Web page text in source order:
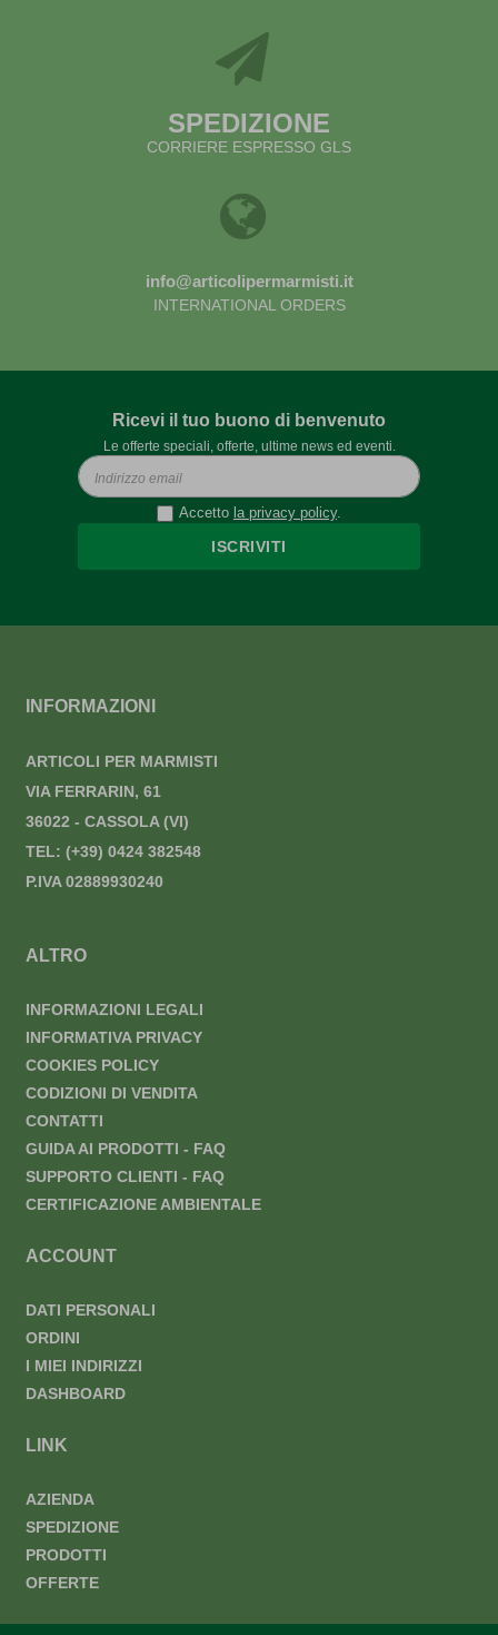
SPEDIZIONE
CORRIERE ESPRESSO GLS
info@articolipermarmisti.it
INTERNATIONAL ORDERS
Ricevi il tuo buono di benvenuto
Le offerte speciali, offerte, ultime news ed eventi.
Accetto la privacy policy.
ISCRIVITI
INFORMAZIONI
ARTICOLI PER MARMISTI
VIA FERRARIN, 61
36022 - CASSOLA (VI)
TEL: (+39) 0424 382548
P.IVA 02889930240
ALTRO
INFORMAZIONI LEGALI
INFORMATIVA PRIVACY
COOKIES POLICY
CODIZIONI DI VENDITA
CONTATTI
GUIDA AI PRODOTTI - FAQ
SUPPORTO CLIENTI - FAQ
CERTIFICAZIONE AMBIENTALE
ACCOUNT
DATI PERSONALI
ORDINI
I MIEI INDIRIZZI
DASHBOARD
LINK
AZIENDA
SPEDIZIONE
PRODOTTI
OFFERTE